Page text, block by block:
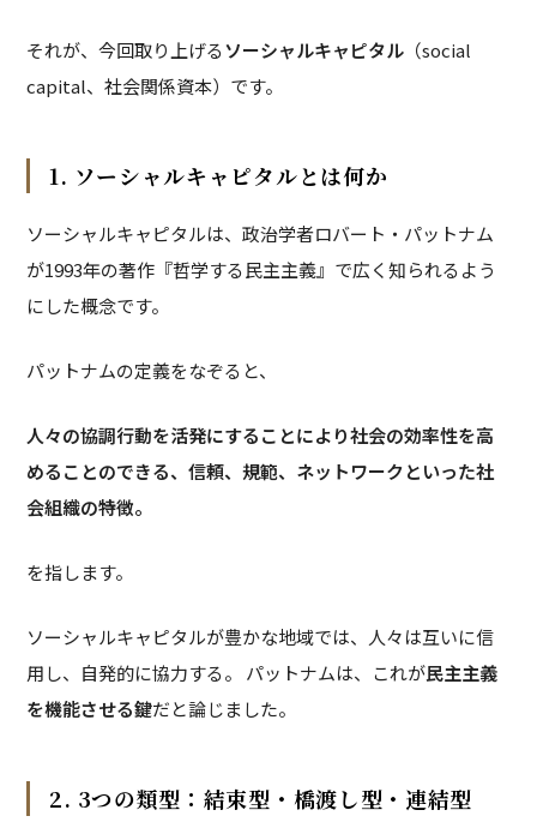
それが、今回取り上げるソーシャルキャピタル （social
capital、社会関係資本）です。
1. ソーシャルキャピタルとは何か
ソーシャルキャピタルは、政治学者ロバート・パットナム
が1993年の著作『哲学する民主主義』で広く知られるよう
にした概念です。
パットナムの定義をなぞると、
人々の協調行動を活発にすることにより社会の効率性を高
めることのできる、信頼、規範、ネットワークといった社
会組織の特徴。
を指します。
ソーシャルキャピタルが豊かな地域では、人々は互いに信
用し、自発的に協力する。 パットナムは、これが民主主義
を機能させる鍵だと論じました。
2. 3つの類型：結束型・橋渡し型・連結型